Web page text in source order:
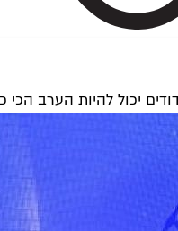
יכול להיות הערב